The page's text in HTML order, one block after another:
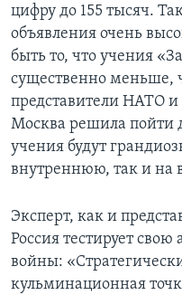
цифру до 155 тысяч.
объявления очень
быть то, что учения
существенно меньше,
представители НАТО и
Москва решила пойти
учения будут
внутреннюю, так и
Эксперт, как и
Россия тестирует
войны:
кульминационная